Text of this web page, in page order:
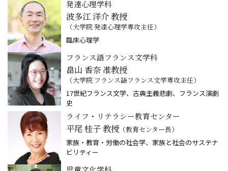
発達心理学科
波多江 洋介 教授
（大学院 発達心理学専攻主任）
臨床心理学
フランス語フランス文学科
畠山 香奈 准教授
（大学院 フランス語フランス文学専攻主任）
17世紀フランス文学、古典主義悲劇、フランス演劇
史
ライフ・リテラシー教育センター
平尾 桂子 教授 （教育センター長）
家族・教育・労働の社会学、家族と社会のサステナ
ビリティー